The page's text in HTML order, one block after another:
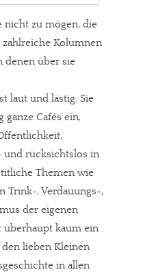
nicht zu mögen, die
zahlreiche Kolumnen
denen über sie
laut und lästig. Sie
ganze Cafés ein,
und rücksichtslos in
Themen wie
Trink-, Verdauungs-,
der eigenen
kaum ein
lieben Kleinen
in allen